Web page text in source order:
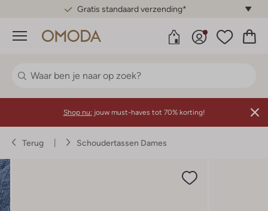
Gratis standaard verzending*
Menu
Shop nu: jouw must-haves tot 70% korting!
Terug Schoudertassen Dames